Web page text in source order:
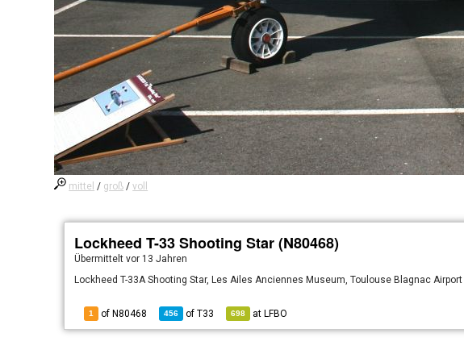
mittel / groß /voll
Lockheed T-33 Shooting Star (N80468)
Übermitteltvor 13 Jahren
Lockheed T-33A Shooting Star, Les Ailes Anciennes Museum, Toulouse Blagnac Airport
1 of N80468 456 ofT33 698 at LFBO